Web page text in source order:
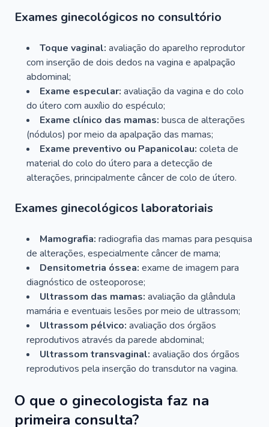
Exames ginecológicos no consultório
Toque vaginal: avaliação do aparelho reprodutor
com inserção de dois dedos na vagina e apalpação
abdominal;
Exame especular: avaliação da vagina e do colo
do útero com auxílio do espéculo;
Exame clínico das mamas: busca de alterações
(nódulos) por meio da apalpação das mamas;
Exame preventivo ou Papanicolau: coleta de
material do colo do útero para a detecção de
alterações, principalmente câncer de colo de útero.
Exames ginecológicos laboratoriais
Mamografia: radiografia das mamas para pesquisa
de alterações, especialmente câncer de mama;
Densitometria óssea: exame de imagem para
diagnóstico de osteoporose;
Ultrassom das mamas: avaliação da glândula
mamária e eventuais lesões por meio de ultrassom;
Ultrassom pélvico: avaliação dos órgãos
reprodutivos através da parede abdominal;
Ultrassom transvaginal: avaliação dos órgãos
reprodutivos pela inserção do transdutor na vagina.
O que o ginecologista faz na
primeira consulta?